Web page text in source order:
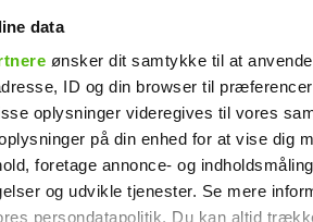
data
ønsker dit samtykke til at
ID og din browser til
oplysninger videregives til vores
på din enhed for at vise dig
foretage annonce- og
og udvikle tjenester. Se mere
persondatapolitik. Du kan altid
bare holdte i
jeg meget utryg,
deler et godt tip til andre,
situation.
der kan gøre, at du føler